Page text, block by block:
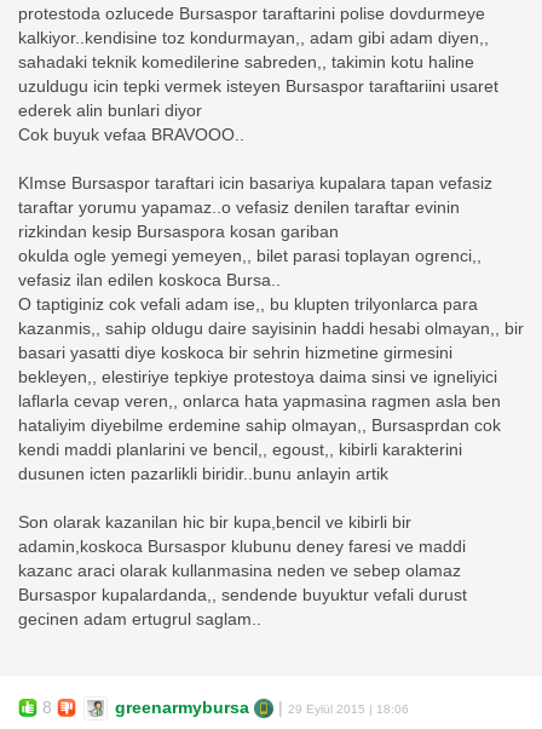
protestoda ozlucede Bursaspor taraftarini polise dovdurmeye
kalkiyor..kendisine toz kondurmayan,, adam gibi adam diyen,,
sahadaki teknik komedilerine sabreden,, takimin kotu haline
uzuldugu icin tepki vermek isteyen Bursaspor taraftariini usaret
ederek alin bunlari diyor
Cok buyuk vefaa BRAVOOO..
KImse Bursaspor taraftari icin basariya kupalara tapan vefasiz
taraftar yorumu yapamaz..o vefasiz denilen taraftar evinin
rizkindan kesip Bursaspora kosan gariban
okulda ogle yemegi yemeyen,, bilet parasi toplayan ogrenci,,
vefasiz ilan edilen koskoca Bursa..
O taptiginiz cok vefali adam ise,, bu klupten trilyonlarca para
kazanmis,, sahip oldugu daire sayisinin haddi hesabi olmayan,, bir
basari yasatti diye koskoca bir sehrin hizmetine girmesini
bekleyen,, elestiriye tepkiye protestoya daima sinsi ve igneliyici
laflarla cevap veren,, onlarca hata yapmasina ragmen asla ben
hataliyim diyebilme erdemine sahip olmayan,, Bursasprdan cok
kendi maddi planlarini ve bencil,, egoust,, kibirli karakterini
dusunen icten pazarlikli biridir..bunu anlayin artik
Son olarak kazanilan hic bir kupa,bencil ve kibirli bir
adamin,koskoca Bursaspor klubunu deney faresi ve maddi
kazanc araci olarak kullanmasina neden ve sebep olamaz
Bursaspor kupalardanda,, sendende buyuktur vefali durust
gecinen adam ertugrul saglam..
8 greenarmybursa | 29 Eylül 2015 | 18:06